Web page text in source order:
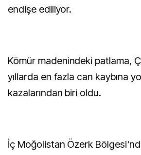
endişe ediliyor.
Kömür madenindeki patlama,
yıllarda en fazla can kaybına
kazalarından biri oldu.
İç Moğolistan Özerk